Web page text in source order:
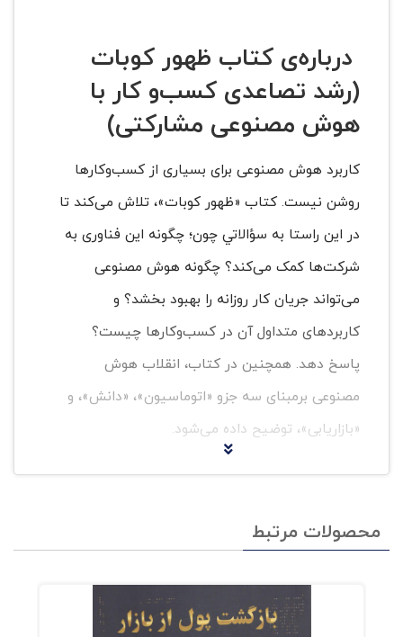
درباره‌ی کتاب ظهور کوبات
(رشد تصاعدی کسب‌و کار با
هوش مصنوعی مشارکتی)
کاربرد هوش مصنوعی برای بسیاری از کسب‌وكارها
روشن نیست. کتاب «ظهور کوبات»، تلاش می‌کند تا
در اين راستا به سؤالاتي چون؛ چگونه این فناوری به
شرکت‌ها کمک می‌کند؟ چگونه هوش مصنوعی
می‌تواند جریان کار روزانه را بهبود بخشد؟ و
کاربردهای متداول آن در کسب‌وکارها چیست؟
پاسخ دهد. همچنین در کتاب، انقلاب هوش
مصنوعی برمبنای سه جزو «اتوماسیون»، «دانش»، و
«بازاریابی»، توضیح داده می‌شود.
داده و و کاربردهای هوش مصنوعی در
جدید، نحوه خرید مشتریان و شیوه فروش
فروشنده‌ها را متحول کرده است.هوش
محصولات مرتبط